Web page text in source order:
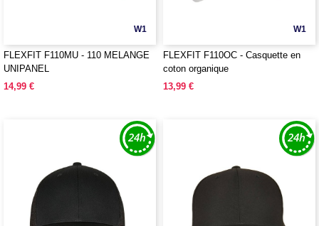
W1
FLEXFIT F110MU - 110 MELANGE
UNIPANEL
14,99 €
W1
FLEXFIT F110OC - Casquette en
coton organique
13,99 €